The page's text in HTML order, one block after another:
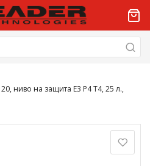
ниво на защита E3 P4 T4, 25 л.,